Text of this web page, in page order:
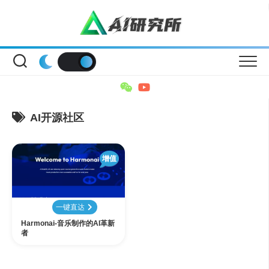
AI开源社区
增值
一键直达
Harmonai-音乐制作的AI革新
者